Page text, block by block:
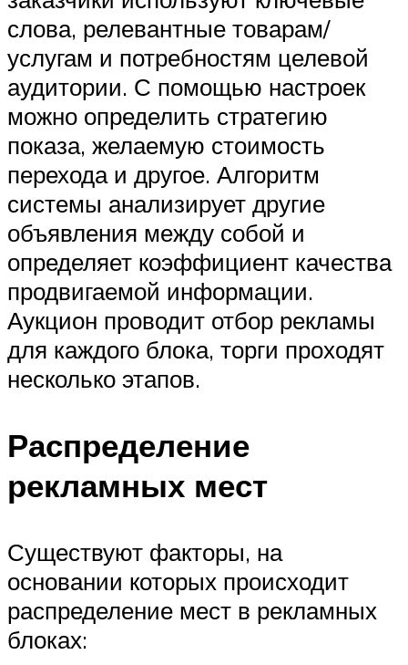
слова, релевантные товарам/
услугам и потребностям целевой
аудитории. С помощью настроек
можно определить стратегию
показа, желаемую стоимость
перехода и другое. Алгоритм
системы анализирует другие
объявления между собой и
определяет коэффициент качества
продвигаемой информации.
Аукцион проводит отбор рекламы
для каждого блока, торги проходят
несколько этапов.
Распределение
рекламных мест
Существуют факторы, на
основании которых происходит
распределение мест в рекламных
блоках: